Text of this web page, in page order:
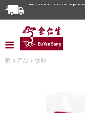
家 产品 饮料